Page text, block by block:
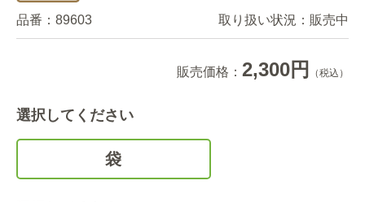
品番： 89603 取り扱い状況： 販売中
販売価格： 2,300円 （税込）
選択してください
袋